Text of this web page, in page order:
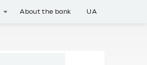
About the bank UA